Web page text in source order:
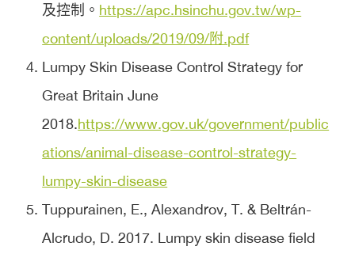
及控制。 https://apc.hsinchu.gov.tw/wp-
content/uploads/2019/09/附.pdf
Lumpy Skin Disease Control Strategy for
Great Britain June
2018.https://www.gov.uk/government/public
ations/animal-disease-control-strategy-
lumpy-skin-disease
Tuppurainen, E., Alexandrov, T. & Beltrán-
Alcrudo, D. 2017. Lumpy skin disease field